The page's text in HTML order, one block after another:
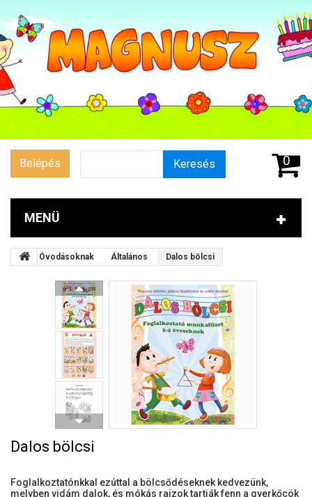
Belépés Keresés 0
MENÜ
Óvodásoknak Általános Dalos bölcsi
Dalos bölcsi
Foglalkoztatónkkal ezúttal a bölcsődéseknek kedvezünk,
melyben vidám dalok, és mókás rajzok tartják fenn a gyerkőcök